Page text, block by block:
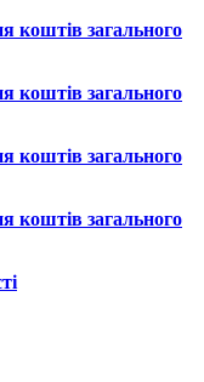
коштів загального
коштів загального
коштів загального
коштів загального